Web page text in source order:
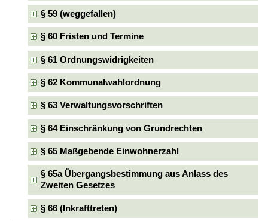
§ 59 (weggefallen)
§ 60 Fristen und Termine
§ 61 Ordnungswidrigkeiten
§ 62 Kommunalwahlordnung
§ 63 Verwaltungsvorschriften
§ 64 Einschränkung von Grundrechten
§ 65 Maßgebende Einwohnerzahl
§ 65a Übergangsbestimmung aus Anlass des
Zweiten Gesetzes
§ 66 (Inkrafttreten)